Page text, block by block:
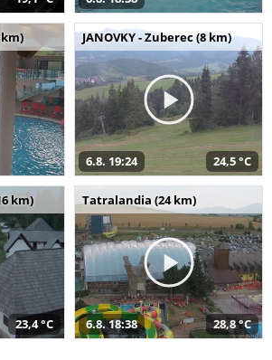
JANOVKY - Zuberec (8 km)
6.8. 19:24 24,5 °C
km)
23,4 °C
Tatralandia (24 km)
6.8. 18:38 28,8 °C